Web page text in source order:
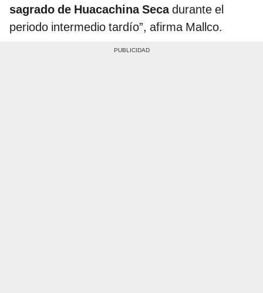
sagrado de Huacachina Secadurante el
periodo intermedio tardío”, afirma Mallco.